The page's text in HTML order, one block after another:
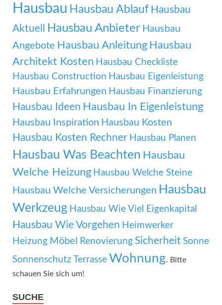
Hausbau Hausbau Ablauf Hausbau
Aktuell
Hausbau Anbieter Hausbau
Angebote Hausbau Anleitung Hausbau
Architekt Kosten Hausbau Checkliste
Hausbau Construction Hausbau Eigenleistung
Hausbau Erfahrungen Hausbau Finanzierung
Hausbau Ideen Hausbau In Eigenleistung
Hausbau Inspiration Hausbau Kosten
Hausbau Kosten Rechner Hausbau Planen
Hausbau Was Beachten Hausbau
Welche Heizung Hausbau Welche Steine
Hausbau Welche Versicherungen Hausbau
Werkzeug Hausbau Wie Viel Eigenkapital
Hausbau Wie Vorgehen Heimwerker
Heizung Möbel Renovierung Sicherheit Sonne
Sonnenschutz Terrasse Wohnung. Bitte
schauen Sie sich um!
SUCHE